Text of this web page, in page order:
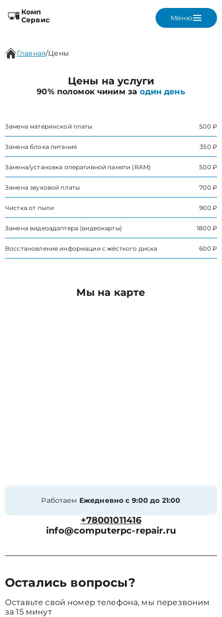
Комп
Сервис
Меню
Главная/Цены
Цены на услуги
90% поломок чиним заодин день
Замена материнской платы 500 ₽
Замена блока питания 350 ₽
Замена/установка оперативной памяти (RAM) 500 ₽
Замена звуковой платы 700 ₽
Чистка от пыли 900 ₽
Замена видеоадаптера (видеокарты) 1800 ₽
Восстановление информации с жёсткого диска 600 ₽
Мы на карте
Работаем Ежедневно с 9:00 до 21:00
+78001011416
info@computerpc-repair.ru
Остались вопросы?
Оставьте свой номер телефона, мы перезвоним
за 15 минут